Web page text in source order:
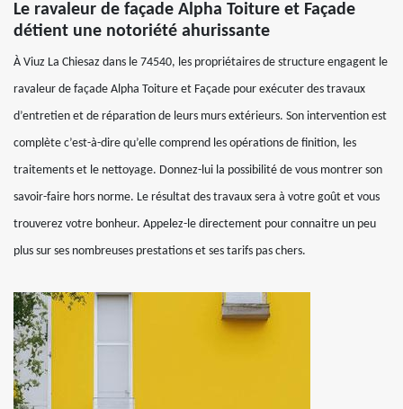
Le ravaleur de façade Alpha Toiture et Façade
détient une notoriété ahurissante
À Viuz La Chiesaz dans le 74540, les propriétaires de structure engagent le
ravaleur de façade Alpha Toiture et Façade pour exécuter des travaux
d’entretien et de réparation de leurs murs extérieurs. Son intervention est
complète c’est-à-dire qu’elle comprend les opérations de finition, les
traitements et le nettoyage. Donnez-lui la possibilité de vous montrer son
savoir-faire hors norme. Le résultat des travaux sera à votre goût et vous
trouverez votre bonheur. Appelez-le directement pour connaitre un peu
plus sur ses nombreuses prestations et ses tarifs pas chers.